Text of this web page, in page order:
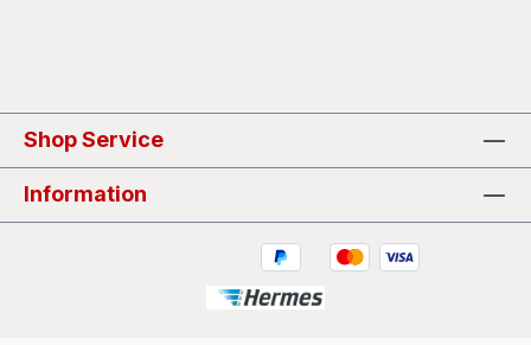
Shop Service
Information